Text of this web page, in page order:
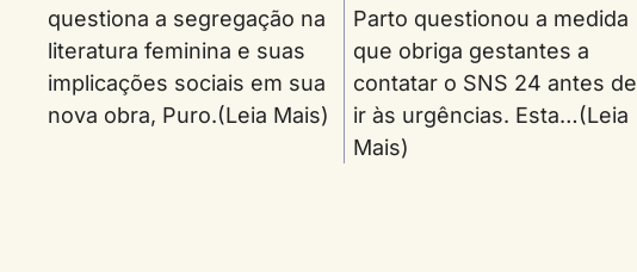
questiona a segregação na
literatura feminina e suas
implicações sociais em sua
nova obra, Puro.(Leia Mais)
Parto questionou a medida
que obriga gestantes a
contatar o SNS 24 antes de
ir às urgências. Esta…(Leia
Mais)